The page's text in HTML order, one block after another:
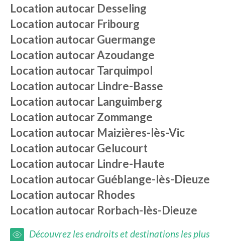
Location autocar Desseling
Location autocar Fribourg
Location autocarGuermange
Location autocarAzoudange
Location autocarTarquimpol
Location autocar Lindre-Basse
Location autocar Languimberg
Location autocarZommange
Location autocar Maizières-lès-Vic
Location autocarGelucourt
Location autocar Lindre-Haute
Location autocarGuéblange-lès-Dieuze
Location autocar Rhodes
Location autocar Rorbach-lès-Dieuze
Découvrez les endroits et destinations les plus